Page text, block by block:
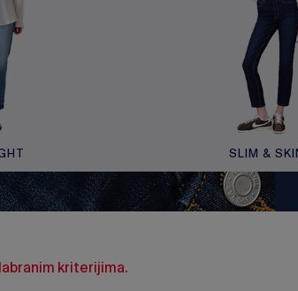
SLIM &
kriterijima.